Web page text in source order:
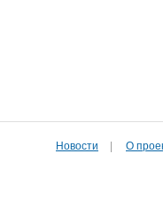
Новости О